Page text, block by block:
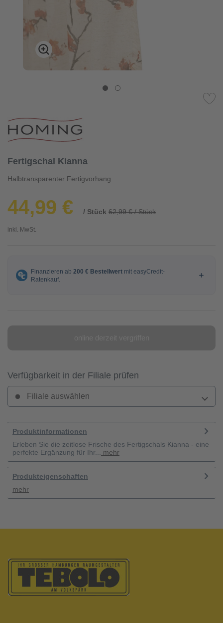
Fertigschal Kianna
Halbtransparenter Fertigvorhang
44,99 € / Stück 62,99 € / Stück
inkl. MwSt.
Verfügbarkeit in der Filiale prüfen
Filiale auswählen
Produktinformationen
Erleben Sie die zeitlose Frische des Fertigschals Kianna - eine
perfekte Ergänzung für Ihr...
mehr
Produkteigenschaften
mehr